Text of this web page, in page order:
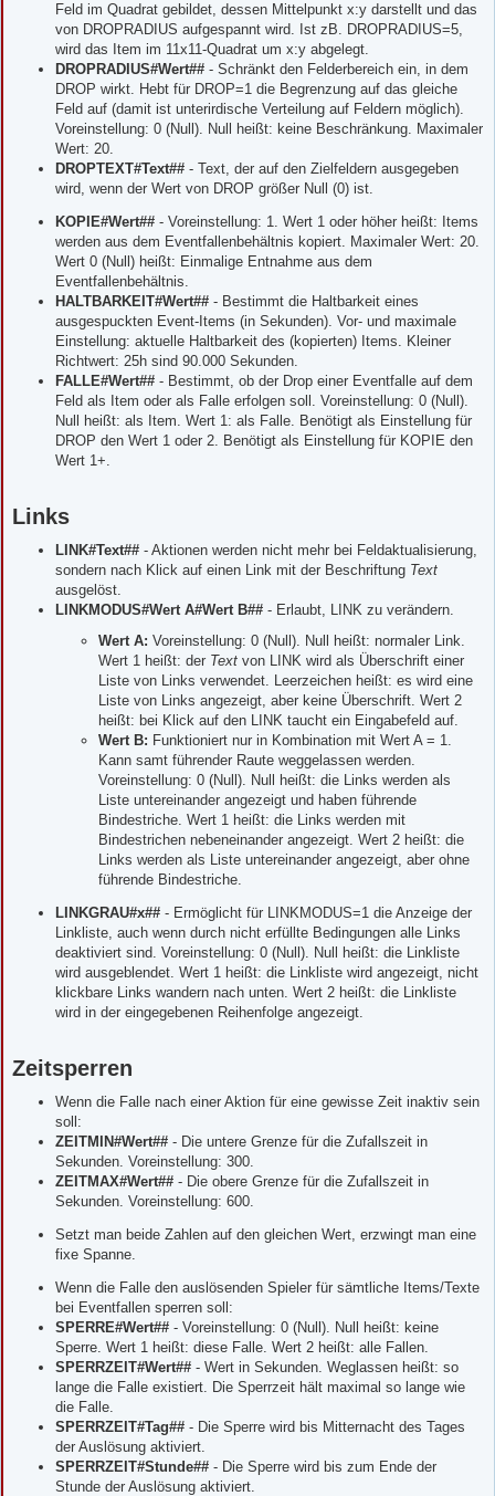
Feld im Quadrat gebildet, dessen Mittelpunkt x:y darstellt und das
von DROPRADIUS aufgespannt wird. Ist zB. DROPRADIUS=5,
wird das Item im 11x11-Quadrat um x:y abgelegt.
DROPRADIUS#Wert## - Schränkt den Felderbereich ein, in dem
DROP wirkt. Hebt für DROP=1 die Begrenzung auf das gleiche
Feld auf (damit ist unterirdische Verteilung auf Feldern möglich).
Voreinstellung: 0 (Null). Null heißt: keine Beschränkung. Maximaler
Wert: 20.
DROPTEXT#Text## - Text, der auf den Zielfeldern ausgegeben
wird, wenn der Wert von DROP größer Null (0) ist.
KOPIE#Wert## - Voreinstellung: 1. Wert 1 oder höher heißt: Items
werden aus dem Eventfallenbehältnis kopiert. Maximaler Wert: 20.
Wert 0 (Null) heißt: Einmalige Entnahme aus dem
Eventfallenbehältnis.
HALTBARKEIT#Wert## - Bestimmt die Haltbarkeit eines
ausgespuckten Event-Items (in Sekunden). Vor- und maximale
Einstellung: aktuelle Haltbarkeit des (kopierten) Items. Kleiner
Richtwert: 25h sind 90.000 Sekunden.
FALLE#Wert## - Bestimmt, ob der Drop einer Eventfalle auf dem
Feld als Item oder als Falle erfolgen soll. Voreinstellung: 0 (Null).
Null heißt: als Item. Wert 1: als Falle. Benötigt als Einstellung für
DROP den Wert 1 oder 2. Benötigt als Einstellung für KOPIE den
Wert 1+.
Links
LINK#Text## - Aktionen werden nicht mehr bei Feldaktualisierung,
sondern nach Klick auf einen Link mit der Beschriftung Text
ausgelöst.
LINKMODUS#Wert A#Wert B## - Erlaubt, LINK zu verändern.
Wert A: Voreinstellung: 0 (Null). Null heißt: normaler Link.
Wert 1 heißt: der Text von LINK wird als Überschrift einer
Liste von Links verwendet. Leerzeichen heißt: es wird eine
Liste von Links angezeigt, aber keine Überschrift. Wert 2
heißt: bei Klick auf den LINK taucht ein Eingabefeld auf.
Wert B: Funktioniert nur in Kombination mit Wert A = 1.
Kann samt führender Raute weggelassen werden.
Voreinstellung: 0 (Null). Null heißt: die Links werden als
Liste untereinander angezeigt und haben führende
Bindestriche. Wert 1 heißt: die Links werden mit
Bindestrichen nebeneinander angezeigt. Wert 2 heißt: die
Links werden als Liste untereinander angezeigt, aber ohne
führende Bindestriche.
LINKGRAU#x## - Ermöglicht für LINKMODUS=1 die Anzeige der
Linkliste, auch wenn durch nicht erfüllte Bedingungen alle Links
deaktiviert sind. Voreinstellung: 0 (Null). Null heißt: die Linkliste
wird ausgeblendet. Wert 1 heißt: die Linkliste wird angezeigt, nicht
klickbare Links wandern nach unten. Wert 2 heißt: die Linkliste
wird in der eingegebenen Reihenfolge angezeigt.
Zeitsperren
Wenn die Falle nach einer Aktion für eine gewisse Zeit inaktiv sein
soll:
ZEITMIN#Wert## - Die untere Grenze für die Zufallszeit in
Sekunden. Voreinstellung: 300.
ZEITMAX#Wert## - Die obere Grenze für die Zufallszeit in
Sekunden. Voreinstellung: 600.
Setzt man beide Zahlen auf den gleichen Wert, erzwingt man eine
fixe Spanne.
Wenn die Falle den auslösenden Spieler für sämtliche Items/Texte
bei Eventfallen sperren soll:
SPERRE#Wert## - Voreinstellung: 0 (Null). Null heißt: keine
Sperre. Wert 1 heißt: diese Falle. Wert 2 heißt: alle Fallen.
SPERRZEIT#Wert## - Wert in Sekunden. Weglassen heißt: so
lange die Falle existiert. Die Sperrzeit hält maximal so lange wie
die Falle.
SPERRZEIT#Tag## - Die Sperre wird bis Mitternacht des Tages
der Auslösung aktiviert.
SPERRZEIT#Stunde## - Die Sperre wird bis zum Ende der
Stunde der Auslösung aktiviert.